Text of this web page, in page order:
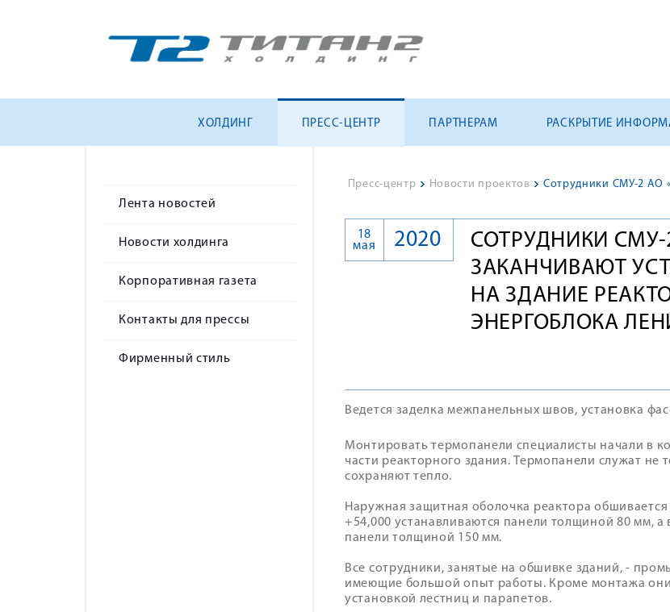
ХОЛДИНГ ПРЕСС-ЦЕНТР ПАРТНЕРАМ РАСКРЫТИЕ
Лента новостей
Новости холдинга
Корпоративная газета
Контакты для прессы
Фирменный стиль
Пресс-центр > Новости проектов >
СОТРУДНИКИ СМУ-
ЗАКАНЧИВАЮТ
НА ЗДАНИЕ
ЭНЕРГОБЛОКА
18
мая
2020
Ведется заделка межпанельных швов, установка
Монтировать термопанели специалисты начали в
части реакторного здания. Термопанели служат не
сохраняют тепло.
Наружная защитная оболочка реактора
+54,000 устанавливаются панели толщиной 80 мм,
панели толщиной 150 мм.
Все сотрудники, занятые на обшивке зданий, -
имеющие большой опыт работы. Кроме монтажа
установкой лестниц и парапетов.